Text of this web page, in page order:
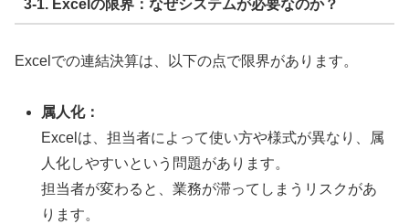
3-1. Excelの限界：なぜシステムが必要なのか？
Excelでの連結決算は、以下の点で限界があります。
属人化：
Excelは、担当者によって使い方や様式が異なり、属
人化しやすいという問題があります。
担当者が変わると、業務が滞ってしまうリスクがあ
ります。